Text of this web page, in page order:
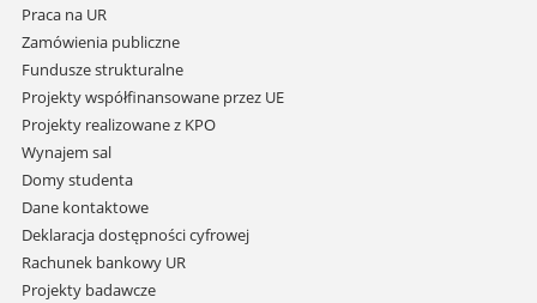
Praca na UR
Zamówienia publiczne
Fundusze strukturalne
Projekty współfinansowane przez UE
Projekty realizowane z KPO
Wynajem sal
Domy studenta
Dane kontaktowe
Deklaracja dostępności cyfrowej
Rachunek bankowy UR
Projekty badawcze